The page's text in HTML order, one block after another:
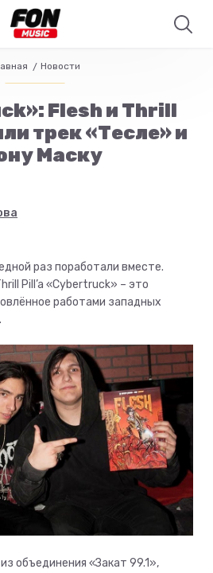
Новости
Flesh и Thrill
трек «Тесле» и
Маску
раз поработали вместе.
Pill’a «Cybertruck» – это
работами западных
объединения «Закат 99.1»,